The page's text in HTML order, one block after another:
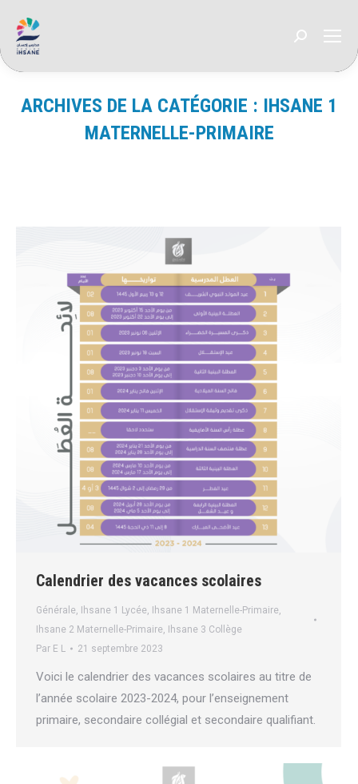
Recherche
ARCHIVES DE LA CATÉGORIE : IHSANE 1
MATERNELLE-PRIMAIRE
Calendrier des vacances scolaires
Générale, Ihsane 1 Lycée, Ihsane 1 Maternelle-Primaire,
Ihsane 2 Maternelle-Primaire,
Ihsane 3 Collège
Par E L 21 septembre 2023
Voici le calendrier des vacances scolaires au titre de
l’année scolaire 2023-2024, pour l’enseignement
primaire, secondaire collégial et secondaire qualifiant.